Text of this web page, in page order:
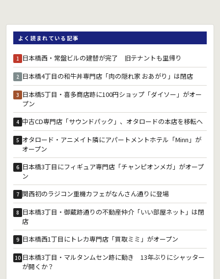
よく読まれている記事
1 日本橋西・常盤ビルの建替が完了 旧テナントも里帰り
2 日本橋4丁目の和牛丼専門店「肉の隠れ家 おあがり」は閉店
3 日本橋5丁目・喜多商店跡に100円ショップ「ダイソー」がオー
プン
4 中古CD専門店「サウンドパック」、オタロードの本店を移転へ
5 オタロード・アニメイト隣にアパートメントホテル「Minn」が
オープン
6 日本橋3丁目にフィギュア専門店「チャンピオンメガ」がオープ
ン
7 関西初のラジコン重機カフェがなんさん通りに登場
8 日本橋3丁目・御蔵跡通りの不動産仲介「いい部屋ネット」は閉
店
9 日本橋西1丁目にトレカ専門店「買取ミミ」がオープン
10 日本橋3丁目・マルタンムセン跡に動き 13年ぶりにシャッター
が開くか？